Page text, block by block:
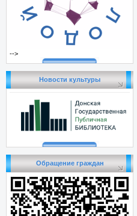
-->
Новости культуры
Обращение граждан